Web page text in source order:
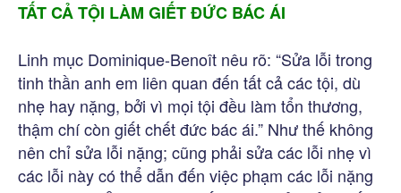
TẤT CẢ TỘI LÀM GIẾT ĐỨC BÁC ÁI
Linh mục Dominique-Benoît nêu rõ: “Sửa lỗi trong
tinh thần anh em liên quan đến tất cả các tội, dù
nhẹ hay nặng, bởi vì mọi tội đều làm tổn thương,
thậm chí còn giết chết đức bác ái.” Như thế không
nên chỉ sửa lỗi nặng; cũng phải sửa các lỗi nhẹ vì
các lỗi này có thể dẫn đến việc phạm các lỗi nặng